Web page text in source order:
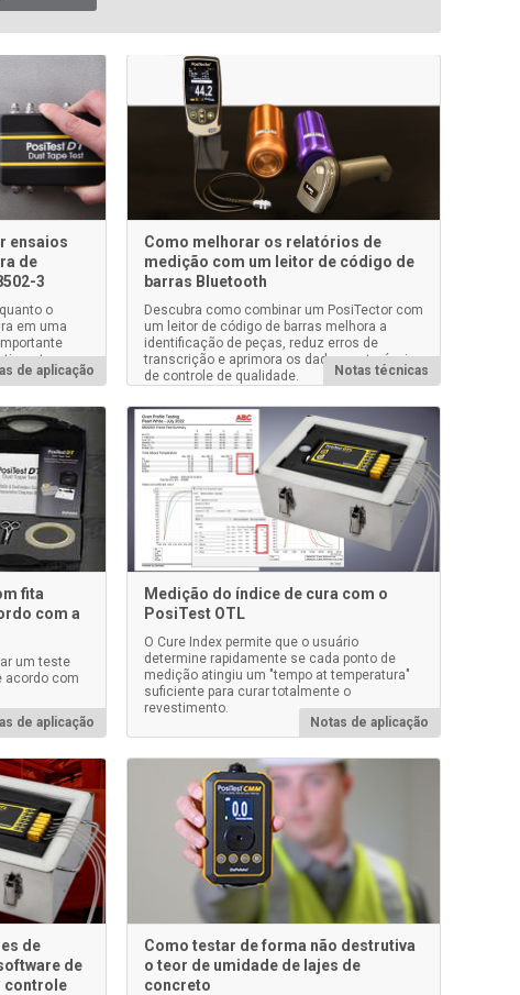
ensaios
de
3
o
em uma
de aplicação
Como melhorar os relatórios de
medição com um leitor de código de
barras Bluetooth
Descubra como combinar um PosiTector com
um leitor de código de barras melhora a
identificação de peças, reduz erros de
transcrição e aprimora os dados rastreáveis
de controle de qualidade.
Notas técnicas
fita
com a
um teste
acordo com
de aplicação
Medição do índice de cura com o
PosiTest OTL
O Cure Index permite que o usuário
determine rapidamente se cada ponto de
medição atingiu um "tempo at temperatura"
suficiente para curar totalmente o
revestimento.
Notas de aplicação
de
de
controle
Como testar de forma não destrutiva
o teor de umidade de lajes de
concreto